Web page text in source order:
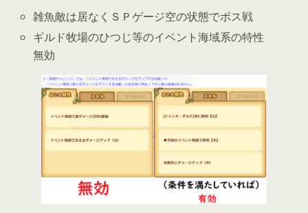
雑魚敵は居なくＳＰゲージ空の状態でボス戦
ギルド牧場のひつじ等のイベント海域系の特性
無効